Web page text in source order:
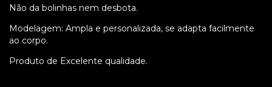
Não da bolinhas nem desbota.
Modelagem: Ampla e personalizada, se adapta facilmente
ao corpo.
Produto de Excelente qualidade.